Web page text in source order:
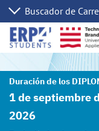
1 de septiembre
2026